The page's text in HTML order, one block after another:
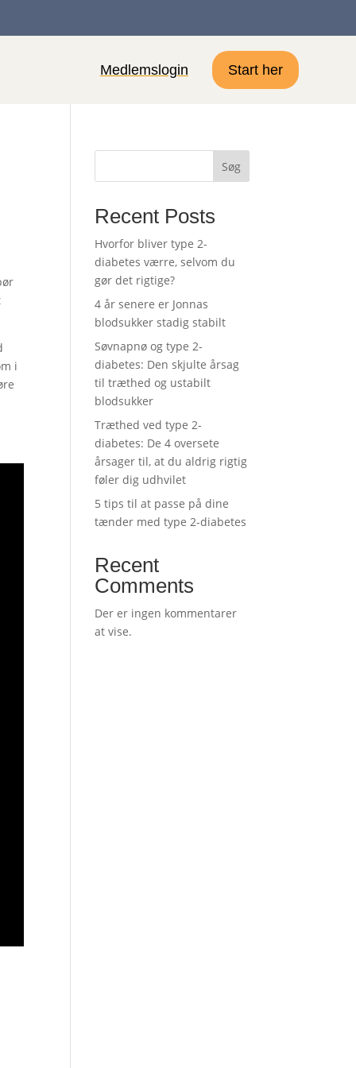
Medlemslogin Start her
i
Søg
Recent Posts
Hvorfor bliver type 2-
diabetes værre, selvom du
gør det rigtige?
4 år senere er Jonnas
blodsukker stadig stabilt
Søvnapnø og type 2-
diabetes: Den skjulte årsag
til træthed og ustabilt
blodsukker
Træthed ved type 2-
diabetes: De 4 oversete
årsager til, at du aldrig rigtig
føler dig udhvilet
5 tips til at passe på dine
tænder med type 2-diabetes
Recent
Comments
Der er ingen kommentarer
at vise.